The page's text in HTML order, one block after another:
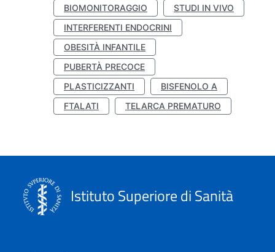
BIOMONITORAGGIO
STUDI IN VIVO
INTERFERENTI ENDOCRINI
OBESITÀ INFANTILE
PUBERTÀ PRECOCE
PLASTICIZZANTI
BISFENOLO A
FTALATI
TELARCA PREMATURO
Istituto Superiore di Sanità